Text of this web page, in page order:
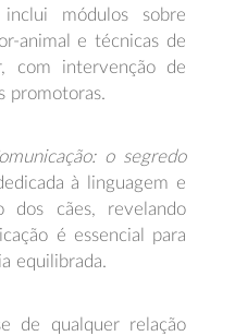
módulos sobre
animal e técnicas de
com intervenção de
promotoras.
o segredo
à linguagem e
dos cães, revelando
é essencial para
equilibrada.
de qualquer relação